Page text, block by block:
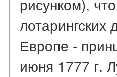
Европе -
июня 1777 г.